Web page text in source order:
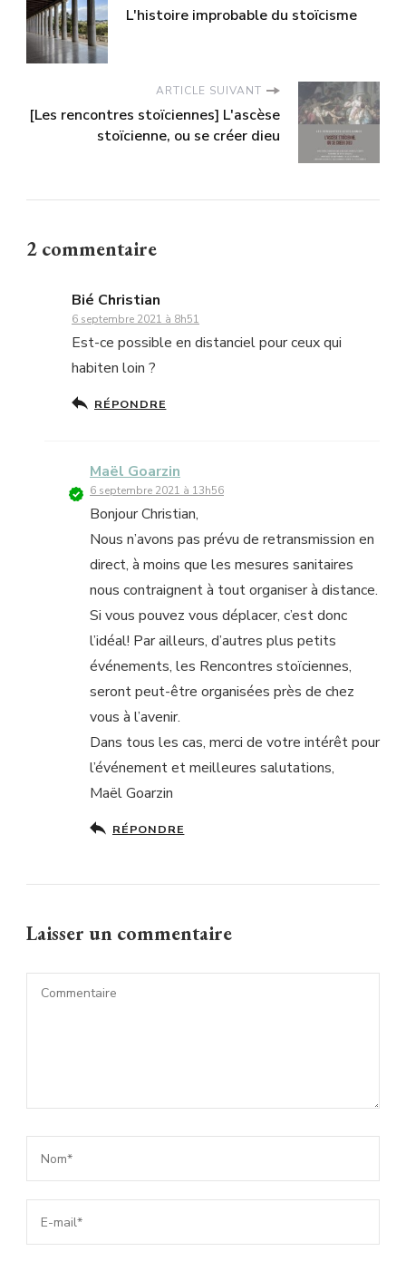
L'histoire improbable du stoïcisme
ARTICLE SUIVANT
[Les rencontres stoïciennes] L'ascèse
stoïcienne, ou se créer dieu
2 commentaire
Bié Christian
6 septembre 2021 à 8h51
Est-ce possible en distanciel pour ceux qui
habiten loin ?
RÉPONDRE
Maël Goarzin
6 septembre 2021 à 13h56
Bonjour Christian,
Nous n’avons pas prévu de retransmission en
direct, à moins que les mesures sanitaires
nous contraignent à tout organiser à distance.
Si vous pouvez vous déplacer, c’est donc
l’idéal! Par ailleurs, d’autres plus petits
événements, les Rencontres stoïciennes,
seront peut-être organisées près de chez
vous à l’avenir.
Dans tous les cas, merci de votre intérêt pour
l’événement et meilleures salutations,
Maël Goarzin
RÉPONDRE
Laisser un commentaire